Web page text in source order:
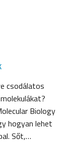
csodálatos
Biology
hogyan lehet
Sőt,…